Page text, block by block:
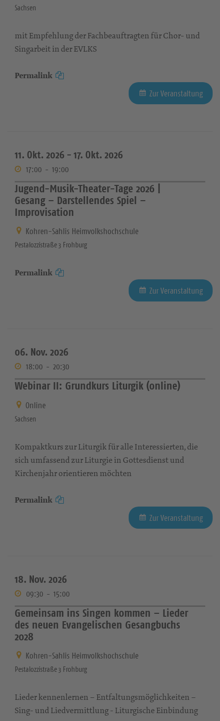
Sachsen
mit Empfehlung der Fachbeauftragten für Chor- und
Singarbeit in der EVLKS
Permalink
Zur Veranstaltung
11. Okt. 2026 - 17. Okt. 2026
17:00 - 19:00
Jugend-Musik-Theater-Tage 2026 |
Gesang – Darstellendes Spiel –
Improvisation
Kohren-Sahlis Heimvolkshochschule
Pestalozzistraße 3 Frohburg
Permalink
Zur Veranstaltung
06. Nov. 2026
18:00 - 20:30
Webinar II: Grundkurs Liturgik (online)
Online
Sachsen
Kompaktkurs zur Liturgik für alle Interessierten, die
sich umfassend zur Liturgie in Gottesdienst und
Kirchenjahr orientieren möchten
Permalink
Zur Veranstaltung
18. Nov. 2026
09:30 - 15:00
Gemeinsam ins Singen kommen – Lieder
des neuen Evangelischen Gesangbuchs
2028
Kohren-Sahlis Heimvolkshochschule
Pestalozzistraße 3 Frohburg
Lieder kennenlernen – Entfaltungsmöglichkeiten –
Sing- und Liedvermittlung - Liturgische Einbindung